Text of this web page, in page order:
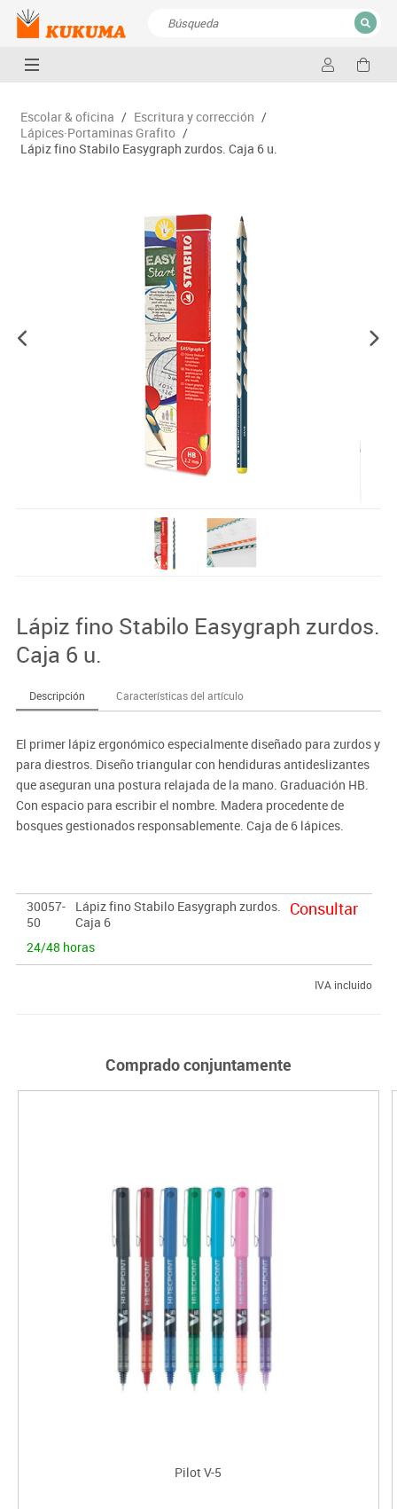
CERRAR
Escolar & oficina / Escritura y corrección /
Lápices·Portaminas Grafito /
Lápiz fino Stabilo Easygraph zurdos. Caja 6 u.
Lápiz fino Stabilo Easygraph zurdos.
Caja 6 u.
Descripción Características del artículo
El primer lápiz ergonómico especialmente diseñado para zurdos y
para diestros. Diseño triangular con hendiduras antideslizantes
que aseguran una postura relajada de la mano. Graduación HB.
Con espacio para escribir el nombre. Madera procedente de
bosques gestionados responsablemente. Caja de 6 lápices.
30057-
50
Lápiz fino Stabilo Easygraph zurdos.
Caja 6
24/48 horas
Consultar
IVA incluido
Comprado conjuntamente
Pilot V-5